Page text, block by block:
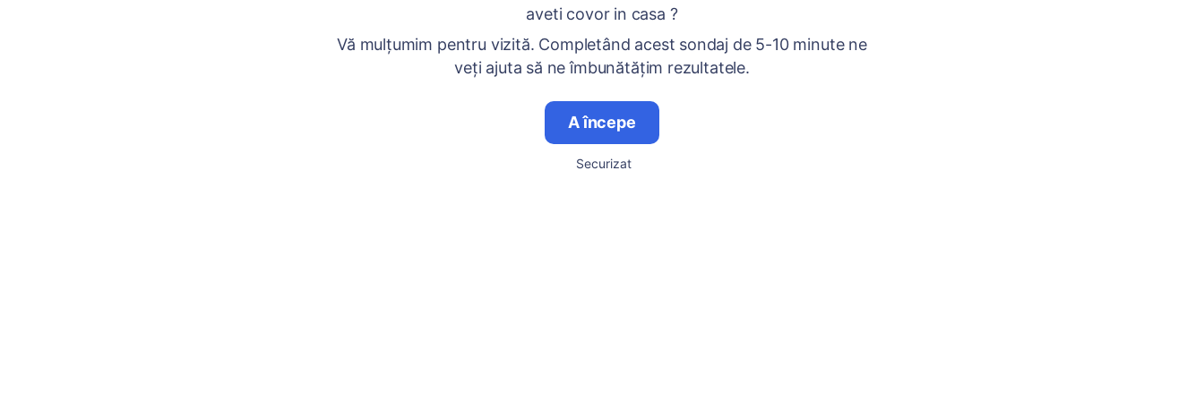
aveti covor in casa ?
Vă mulțumim pentru vizită. Completând acest sondaj de 5-10 minute ne
veți ajuta să ne îmbunătățim rezultatele.
A începe
Securizat